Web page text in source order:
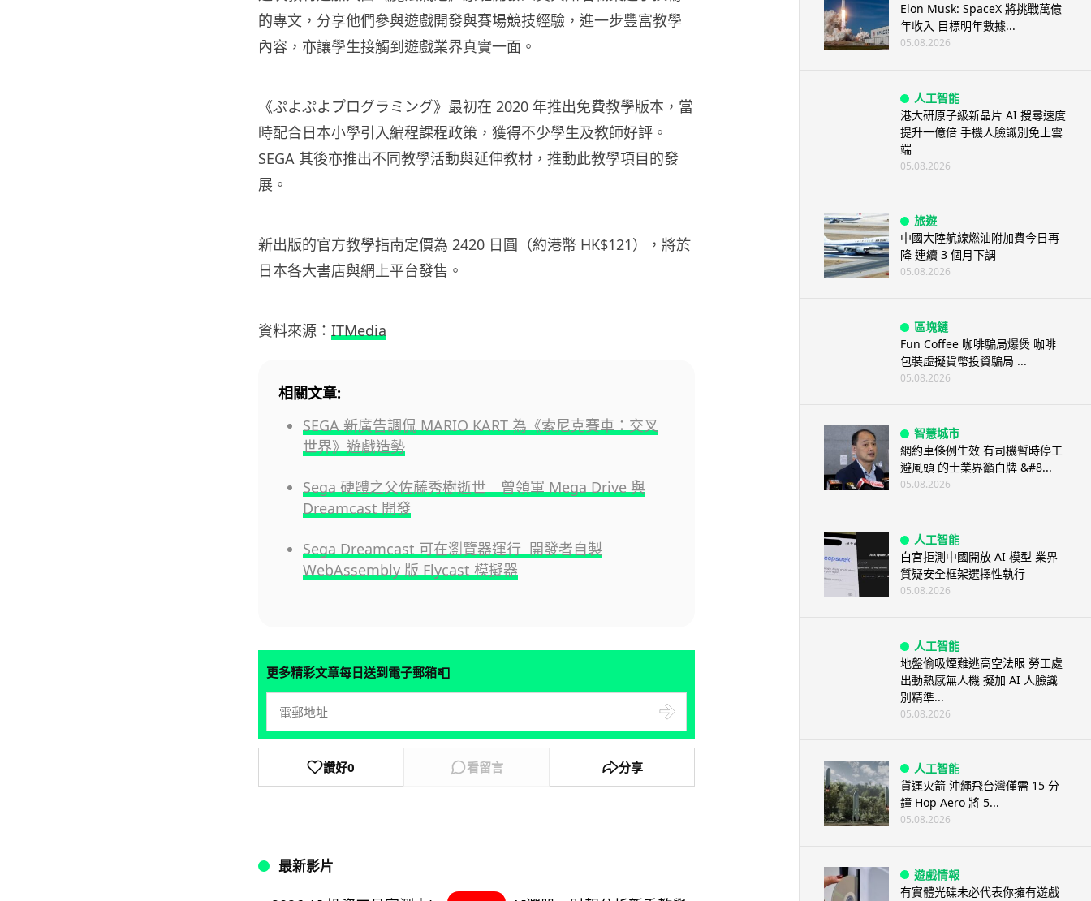
的專文，分享他們參與遊戲開發與賽場競技經驗，進一步豐富教學
內容，亦讓學生接觸到遊戲業界真實一面。
《ぷよぷよプログラミング》最初在 2020 年推出免費教學版本，當
時配合日本小學引入編程課程政策，獲得不少學生及教師好評。
SEGA 其後亦推出不同教學活動與延伸教材，推動此教學項目的發
展。
新出版的官方教學指南定價為 2420 日圓（約港幣 HK$121），將於
日本各大書店與網上平台發售。
資料來源： ITMedia
相關文章:
SEGA 新廣告調侃 MARIO KART 為《索尼克賽車：交叉
世界》遊戲造勢
Sega 硬體之父佐藤秀樹逝世 曾領軍 Mega Drive 與
Dreamcast 開發
Sega Dreamcast 可在瀏覽器運行 開發者自製
WebAssembly 版 Flycast 模擬器
更多精彩文章每日送到電子郵箱📮
讚好0 看留言 分享
最新影片
Elon Musk: SpaceX 將挑戰萬億
年收入 目標明年數據...
05.08.2026
人工智能
港大研原子級新晶片 AI 搜尋速度
提升一億倍 手機人臉識別免上雲
端
05.08.2026
旅遊
中國大陸航線燃油附加費今日再
降 連續 3 個月下調
05.08.2026
區塊鏈
Fun Coffee 咖啡騙局爆煲 咖啡
包裝虛擬貨幣投資騙局 ...
05.08.2026
智慧城市
網約車條例生效 有司機暫時停工
避風頭 的士業界籲白牌 &#8...
05.08.2026
人工智能
白宮拒測中國開放 AI 模型 業界
質疑安全框架選擇性執行
05.08.2026
人工智能
地盤偷吸煙難逃高空法眼 勞工處
出動熱感無人機 擬加 AI 人臉識
別精準...
05.08.2026
人工智能
貨運火箭 沖繩飛台灣僅需 15 分
鐘 Hop Aero 將 5...
05.08.2026
遊戲情報
有實體光碟未必代表你擁有遊戲